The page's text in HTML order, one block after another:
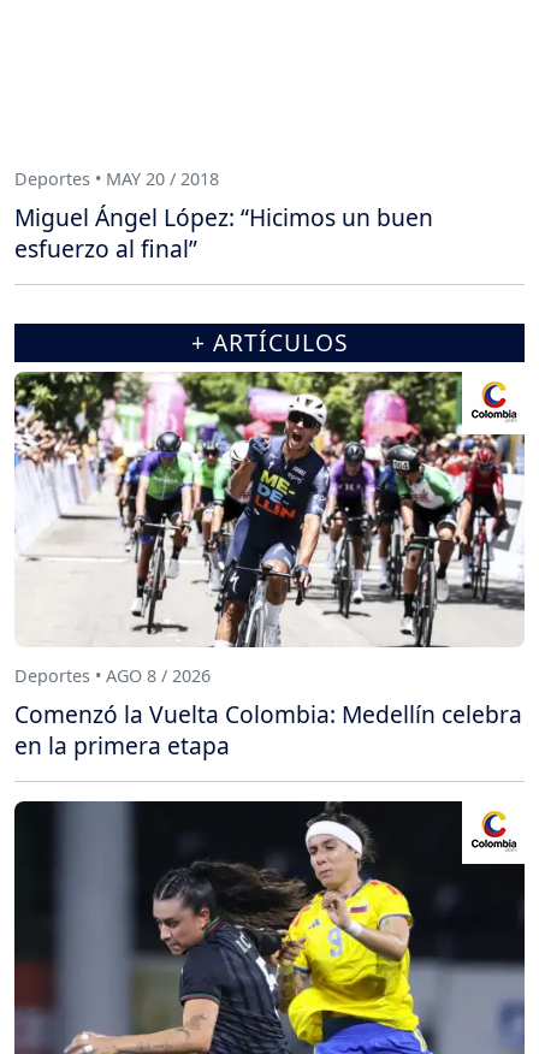
Deportes • MAY 20 / 2018
Miguel Ángel López: “Hicimos un buen
esfuerzo al final”
+ ARTÍCULOS
Deportes • AGO 8 / 2026
Comenzó la Vuelta Colombia: Medellín celebra
en la primera etapa